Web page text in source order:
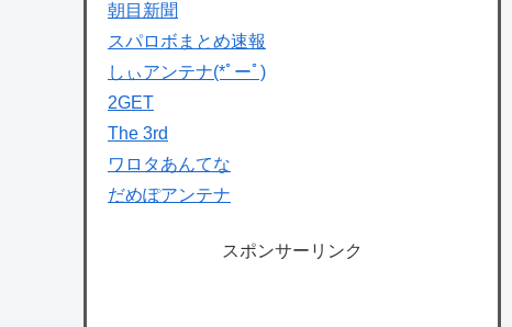
朝目新聞
スパロボまとめ速報
しぃアンテナ(*ﾟーﾟ)
2GET
The 3rd
ワロタあんてな
だめぽアンテナ
スポンサーリンク